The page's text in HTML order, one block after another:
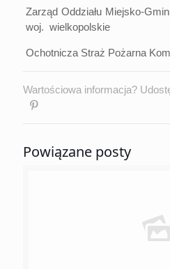
Zarząd Oddziału Miejsko-
woj. wielkopolskie
Ochotnicza Straż Pożarna
Wartościowa informacja?
Powiązane posty